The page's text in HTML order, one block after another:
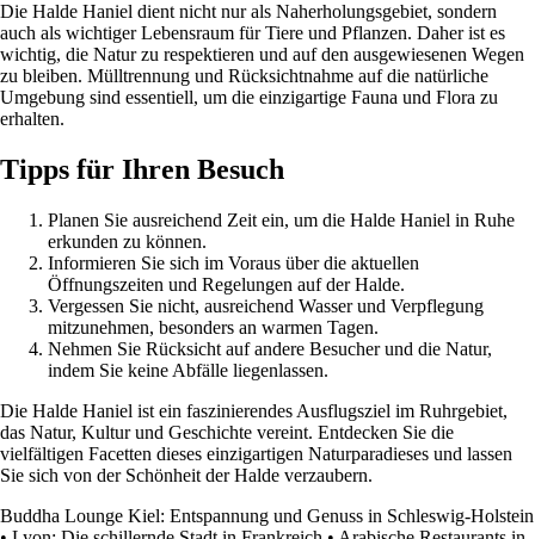
Die Halde Haniel dient nicht nur als Naherholungsgebiet, sondern
auch als wichtiger Lebensraum für Tiere und Pflanzen. Daher ist es
wichtig, die Natur zu respektieren und auf den ausgewiesenen Wegen
zu bleiben. Mülltrennung und Rücksichtnahme auf die natürliche
Umgebung sind essentiell, um die einzigartige Fauna und Flora zu
erhalten.
Tipps für Ihren Besuch
Planen Sie ausreichend Zeit ein, um die Halde Haniel in Ruhe
erkunden zu können.
Informieren Sie sich im Voraus über die aktuellen
Öffnungszeiten und Regelungen auf der Halde.
Vergessen Sie nicht, ausreichend Wasser und Verpflegung
mitzunehmen, besonders an warmen Tagen.
Nehmen Sie Rücksicht auf andere Besucher und die Natur,
indem Sie keine Abfälle liegenlassen.
Die Halde Haniel ist ein faszinierendes Ausflugsziel im Ruhrgebiet,
das Natur, Kultur und Geschichte vereint. Entdecken Sie die
vielfältigen Facetten dieses einzigartigen Naturparadieses und lassen
Sie sich von der Schönheit der Halde verzaubern.
Buddha Lounge Kiel: Entspannung und Genuss in Schleswig-Holstein